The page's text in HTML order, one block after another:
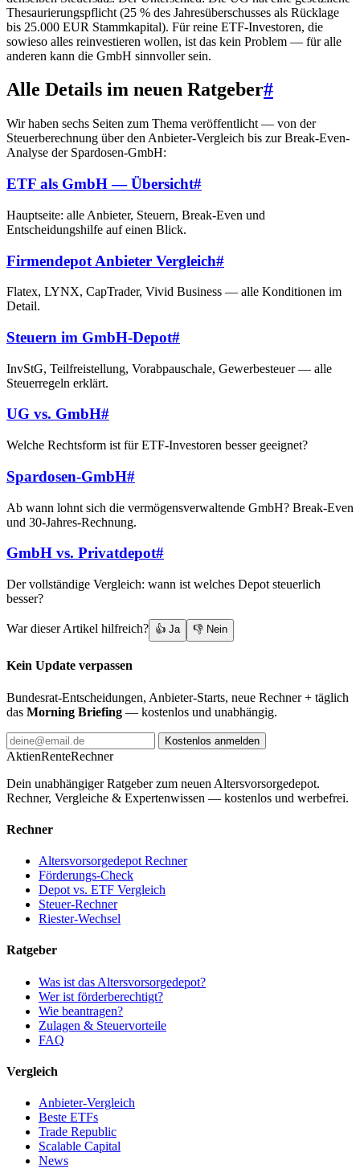
Thesaurierungspflicht (25 % des Jahresüberschusses als Rücklage
bis 25.000 EUR Stammkapital). Für reine ETF-Investoren, die
sowieso alles reinvestieren wollen, ist das kein Problem — für alle
anderen kann die GmbH sinnvoller sein.
Alle Details im neuen Ratgeber#
Wir haben sechs Seiten zum Thema veröffentlicht — von der
Steuerberechnung über den Anbieter-Vergleich bis zur Break-Even-
Analyse der Spardosen-GmbH:
ETF als GmbH — Übersicht#
Hauptseite: alle Anbieter, Steuern, Break-Even und
Entscheidungshilfe auf einen Blick.
Firmendepot Anbieter Vergleich#
Flatex, LYNX, CapTrader, Vivid Business — alle Konditionen im
Detail.
Steuern im GmbH-Depot#
InvStG, Teilfreistellung, Vorabpauschale, Gewerbesteuer — alle
Steuerregeln erklärt.
UG vs. GmbH#
Welche Rechtsform ist für ETF-Investoren besser geeignet?
Spardosen-GmbH#
Ab wann lohnt sich die vermögensverwaltende GmbH? Break-Even
und 30-Jahres-Rechnung.
GmbH vs. Privatdepot#
Der vollständige Vergleich: wann ist welches Depot steuerlich
besser?
War dieser Artikel hilfreich? 👍 Ja 👎 Nein
Kein Update verpassen
Bundesrat-Entscheidungen, Anbieter-Starts, neue Rechner + täglich
das Morning Briefing — kostenlos und unabhängig.
Kostenlos anmelden
AktienRenteRechner
Dein unabhängiger Ratgeber zum neuen Altersvorsorgedepot.
Rechner, Vergleiche & Expertenwissen — kostenlos und werbefrei.
Rechner
Altersvorsorgedepot Rechner
Förderungs-Check
Depot vs. ETF Vergleich
Steuer-Rechner
Riester-Wechsel
Ratgeber
Was ist das Altersvorsorgedepot?
Wer ist förderberechtigt?
Wie beantragen?
Zulagen & Steuervorteile
FAQ
Vergleich
Anbieter-Vergleich
Beste ETFs
Trade Republic
Scalable Capital
News